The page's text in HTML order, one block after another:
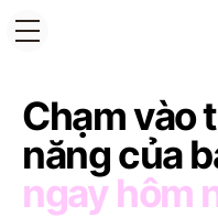
Chạm vào
năng của
ngay hôm